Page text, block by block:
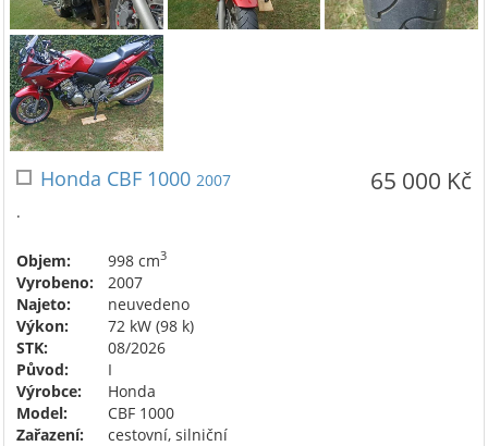
65 000 Kč
Honda CBF 1000 2007
.
Objem: 998 cm3
Vyrobeno:
2007
Najeto:
neuvedeno
Výkon:
72 kW (98 k)
STK:
08/2026
Původ:
I
Výrobce:
Honda
Model:
CBF 1000
Zařazení:
cestovní, silniční